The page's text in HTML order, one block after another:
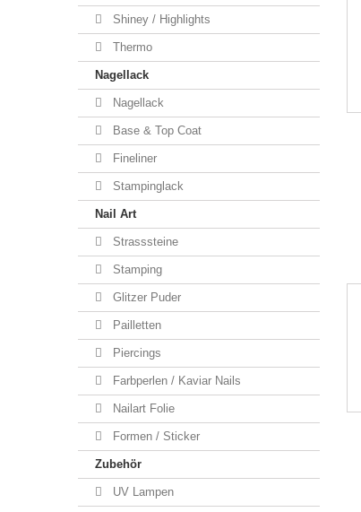
Shiney / Highlights
Thermo
Nagellack
Nagellack
Base & Top Coat
Fineliner
Stampinglack
Nail Art
Strasssteine
Stamping
Glitzer Puder
Pailletten
Piercings
Farbperlen / Kaviar Nails
Nailart Folie
Formen / Sticker
Zubehör
UV Lampen